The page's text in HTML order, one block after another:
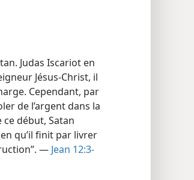
Judas Iscariot en
Jésus-Christ, il
Cependant, par
de l’argent dans la
début, Satan
qu’il finit par livrer
— Jean 12:3-